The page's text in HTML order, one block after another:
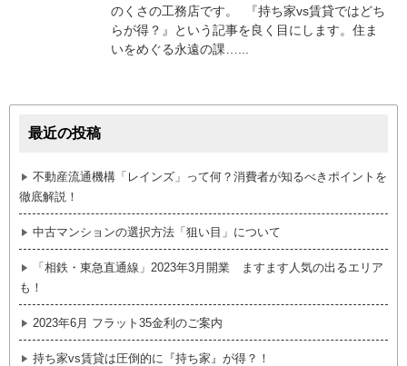
のくさの工務店です。 『持ち家vs賃貸ではどち
らが得？』という記事を良く目にします。住ま
いをめぐる永遠の課…...
最近の投稿
不動産流通機構「レインズ」って何？消費者が知るべきポイントを
徹底解説！
中古マンションの選択方法「狙い目」について
「相鉄・東急直通線」2023年3月開業 ますます人気の出るエリア
も！
2023年6月 フラット35金利のご案内
持ち家vs賃貸は圧倒的に『持ち家』が得？！